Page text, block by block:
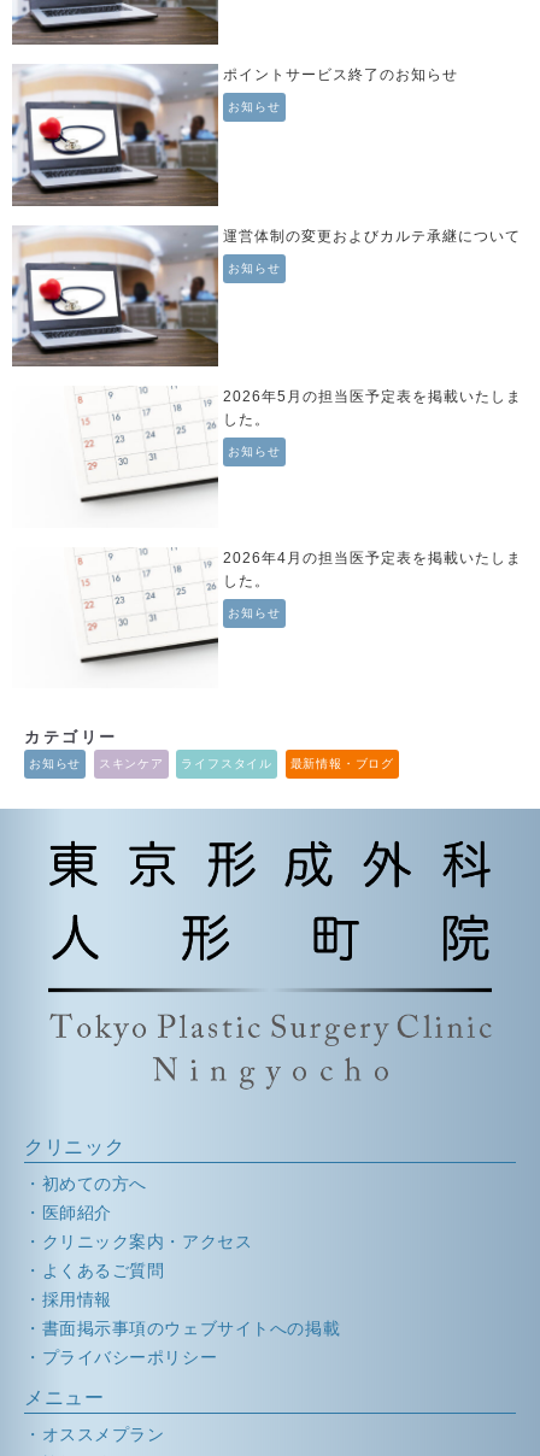
ポイントサービス終了のお知らせ
お知らせ
運営体制の変更およびカルテ承継について
お知らせ
2026年5月の担当医予定表を掲載いたしま
した。
お知らせ
2026年4月の担当医予定表を掲載いたしま
した。
お知らせ
カテゴリー
お知らせ スキンケア ライフスタイル 最新情報・ブログ
クリニック
初めての方へ
医師紹介
クリニック案内・アクセス
よくあるご質問
採用情報
書面掲示事項のウェブサイトへの掲載
プライバシーポリシー
メニュー
オススメプラン